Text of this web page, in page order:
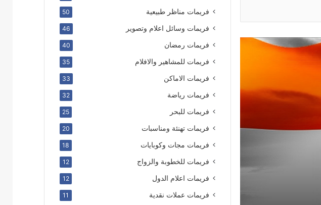
امساكية شهر رمضان لعام 2019 ستوكهولم
فريمات مناظر طبيعية 50
فريمات وسائل اعلام وتصوير 46
فريمات رمضان 40
فريمات للمشاهير والافلام 35
فريمات الاماكن 33
فريمات رياضة 32
فريمات للبحر 25
فريمات تهنئة ومناسبات 20
فريمات مجات وكوبايات 18
فريمات للخطوبة والزواج 12
فريمات اعلام الدول 12
فريمات عملات نقدية 11